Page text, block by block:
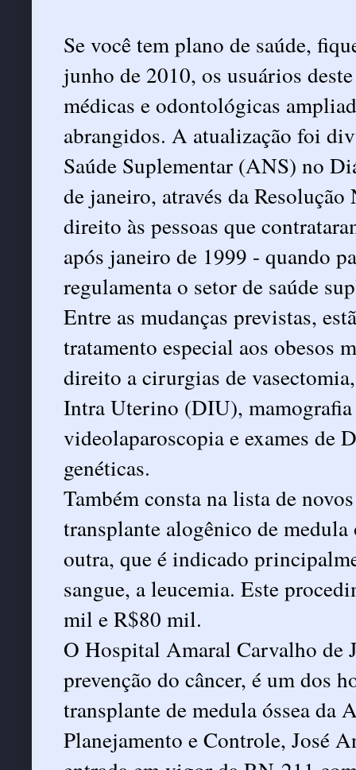
Se você tem plano de saúde,
junho de 2010, os usuários
médicas e odontológicas
abrangidos. A atualização foi
Saúde Suplementar (ANS) no
de janeiro, através da
direito às pessoas que
após janeiro de 1999 - quando
regulamenta o setor de saúde
Entre as mudanças previstas,
tratamento especial aos obesos
direito a cirurgias de
Intra Uterino (DIU),
videolaparoscopia e exames de
genéticas.
Também consta na lista de
transplante alogênico de medula
outra, que é indicado
sangue, a leucemia. Este
mil e R$80 mil.
O Hospital Amaral Carvalho de
prevenção do câncer, é um dos
transplante de medula óssea da
Planejamento e Controle, José